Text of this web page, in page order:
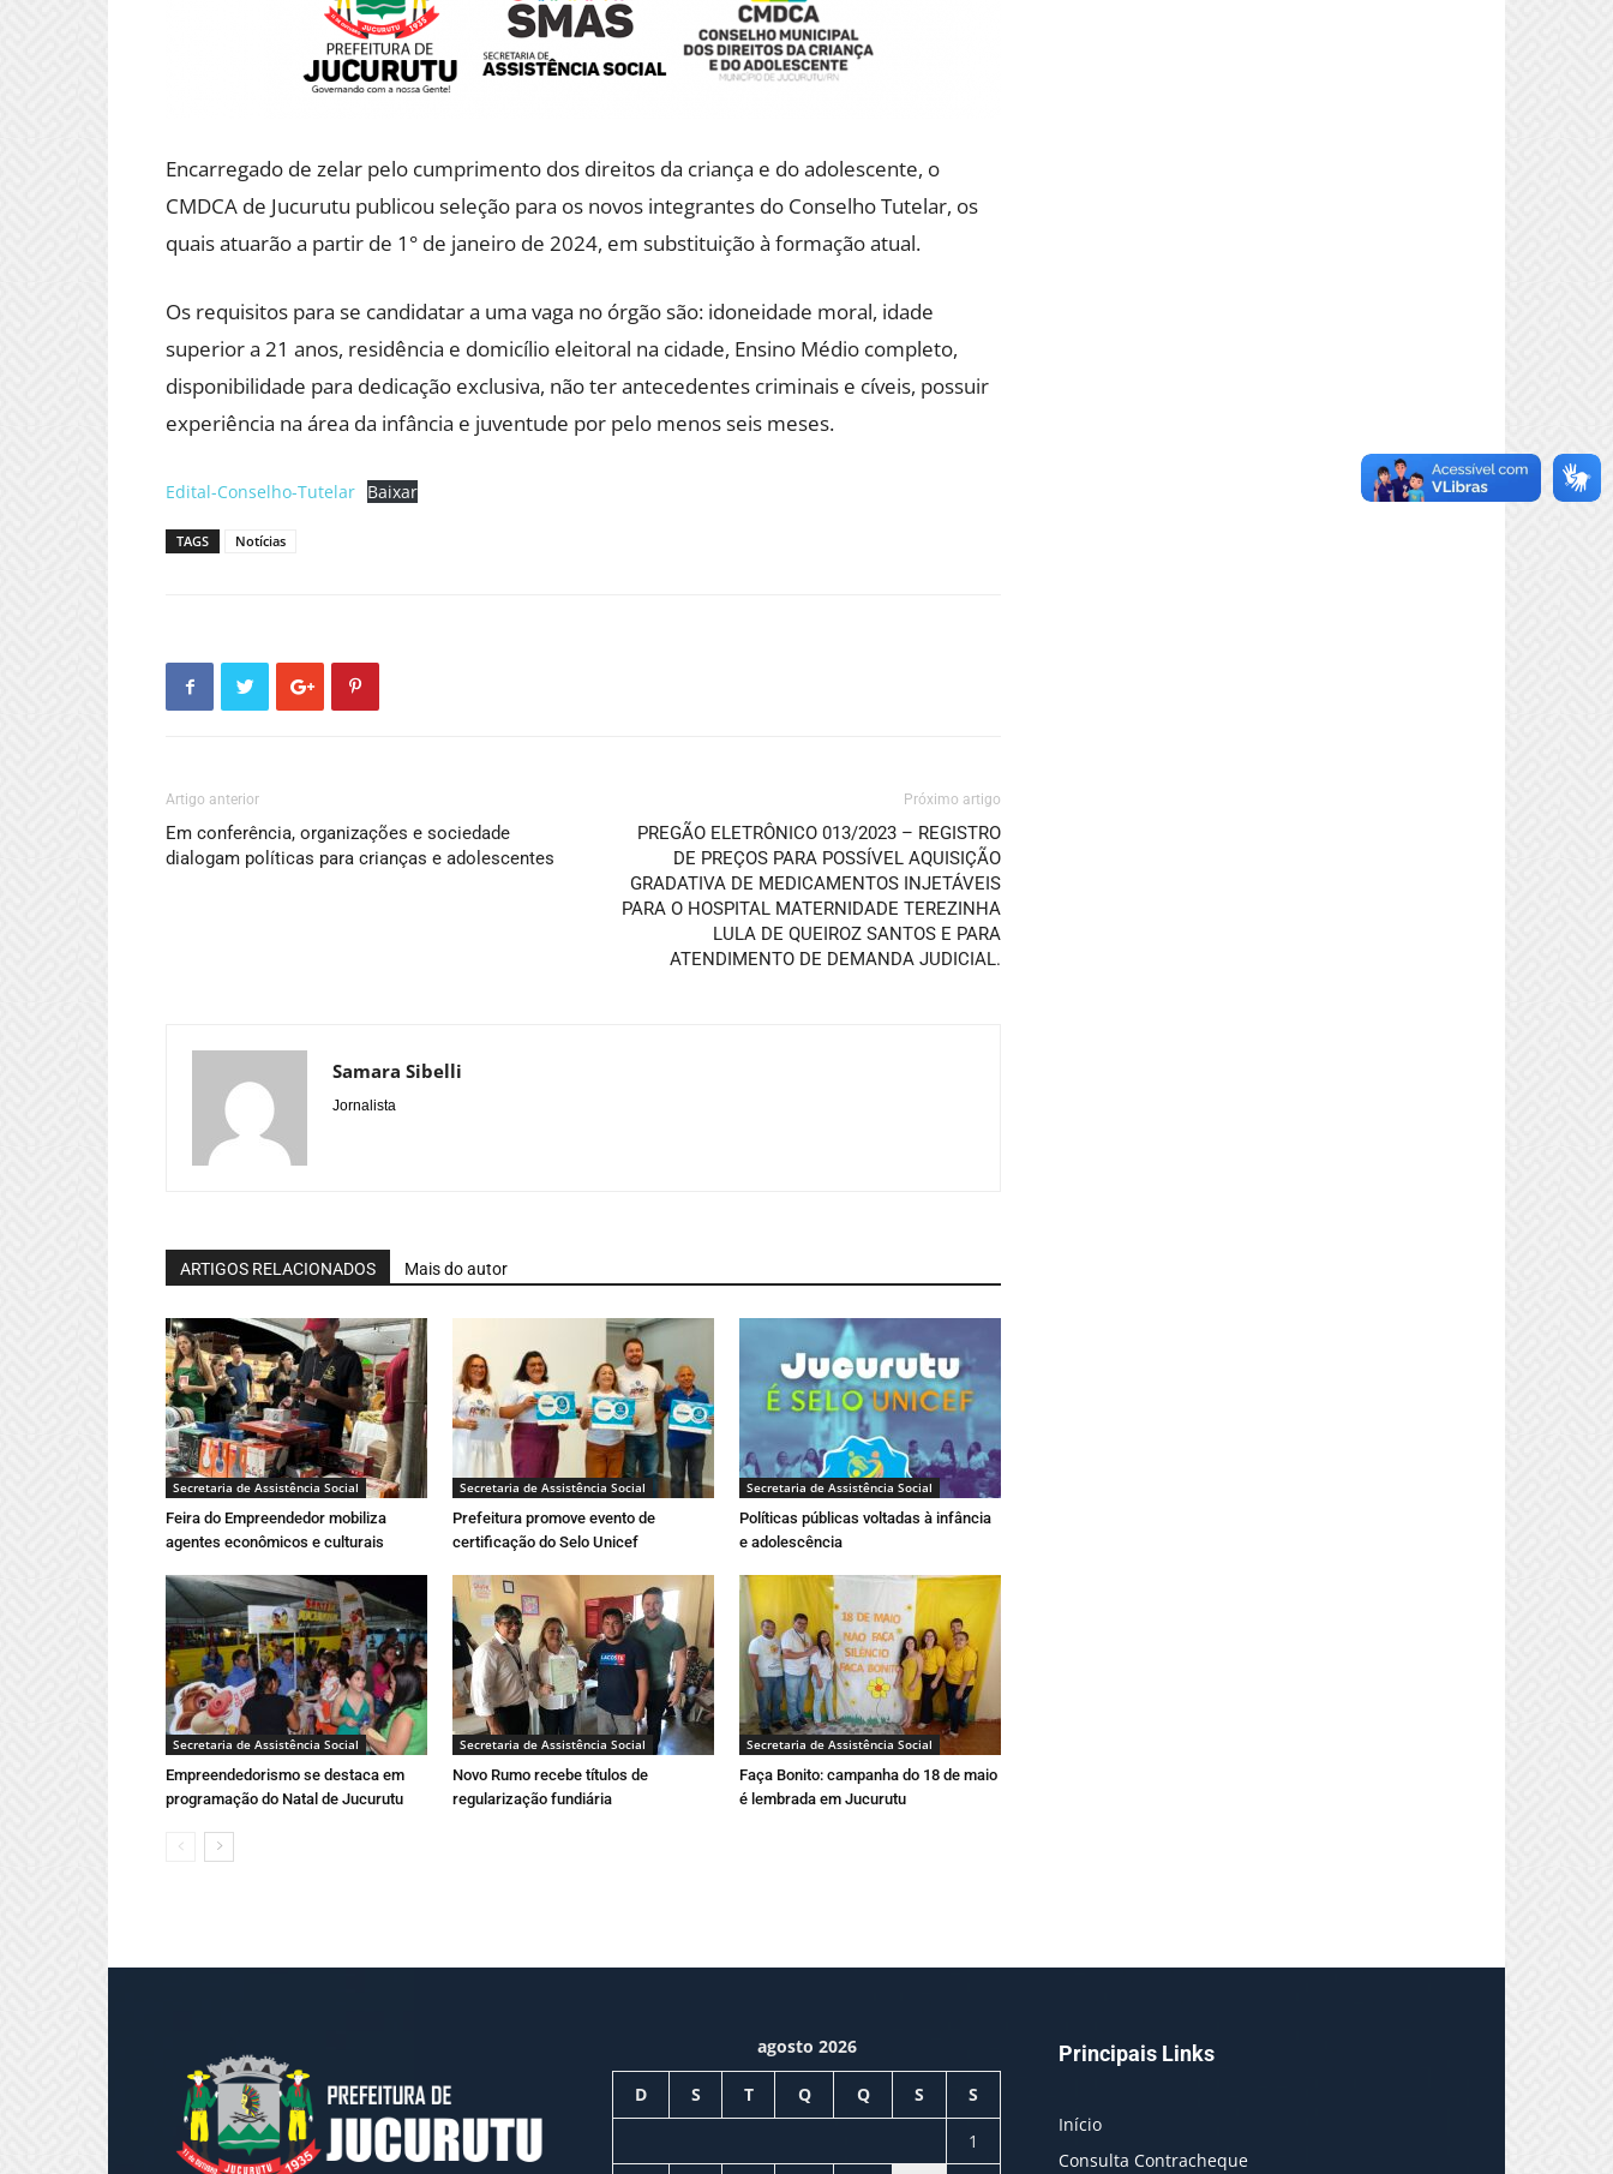
Encarregado de zelar pelo cumprimento dos direitos da criança e do adolescente, o
CMDCA de Jucurutu publicou seleção para os novos integrantes do Conselho Tutelar, os
quais atuarão a partir de 1° de janeiro de 2024, em substituição à formação atual.
Os requisitos para se candidatar a uma vaga no órgão são: idoneidade moral, idade
superior a 21 anos, residência e domicílio eleitoral na cidade, Ensino Médio completo,
disponibilidade para dedicação exclusiva, não ter antecedentes criminais e cíveis, possuir
experiência na área da infância e juventude por pelo menos seis meses.
Edital-Conselho-Tutelar Baixar
TAGS Notícias
Artigo anterior
Em conferência, organizações e sociedade
dialogam políticas para crianças e adolescentes
Próximo artigo
PREGÃO ELETRÔNICO 013/2023 – REGISTRO
DE PREÇOS PARA POSSÍVEL AQUISIÇÃO
GRADATIVA DE MEDICAMENTOS INJETÁVEIS
PARA O HOSPITAL MATERNIDADE TEREZINHA
LULA DE QUEIROZ SANTOS E PARA
ATENDIMENTO DE DEMANDA JUDICIAL.
Samara Sibelli
Jornalista
ARTIGOS RELACIONADOS Mais do autor
Secretaria de Assistência Social
Feira do Empreendedor mobiliza
agentes econômicos e culturais
Secretaria de Assistência Social
Prefeitura promove evento de
certificação do Selo Unicef
Secretaria de Assistência Social
Políticas públicas voltadas à infância
e adolescência
Secretaria de Assistência Social
Empreendedorismo se destaca em
programação do Natal de Jucurutu
Secretaria de Assistência Social
Novo Rumo recebe títulos de
regularização fundiária
Secretaria de Assistência Social
Faça Bonito: campanha do 18 de maio
é lembrada em Jucurutu
agosto 2026
D S T Q Q S S
1
Principais Links
Início
Consulta Contracheque